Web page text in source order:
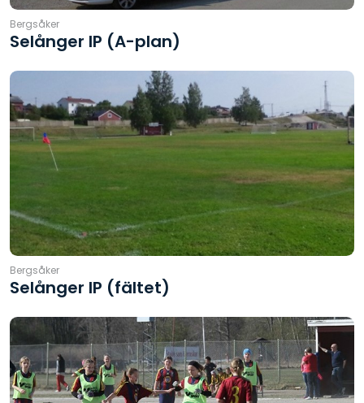
Bergsåker
Selånger IP (A-plan)
Bergsåker
Selånger IP (fältet)